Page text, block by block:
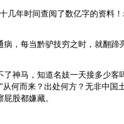
几年时间查阅了数亿字的资料
病，每当黔驴技穷之时，就翻蹄
了神马，知道名妓一天接多少客
从何而来？出处何方？无非中国
股都嫌藏。